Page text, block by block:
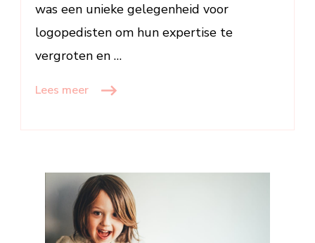
was een unieke gelegenheid voor
logopedisten om hun expertise te
vergroten en …
Lees meer